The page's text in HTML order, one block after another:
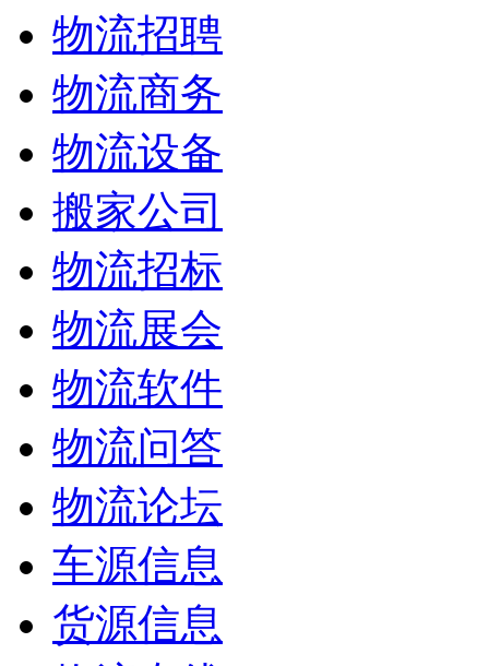
物流招聘
物流商务
物流设备
搬家公司
物流招标
物流展会
物流软件
物流问答
物流论坛
车源信息
货源信息